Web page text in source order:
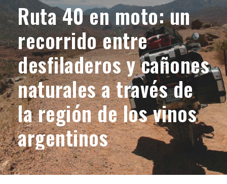
Ruta 40 en moto: un
recorrido entre
desfiladeros y cañones
naturales a través de
la región de los vinos
argentinos